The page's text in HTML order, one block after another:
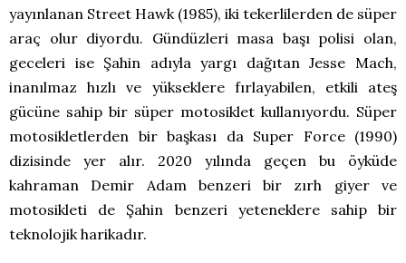
yayınlanan Street Hawk (1985), iki tekerlilerden de süper
araç olur diyordu. Gündüzleri masa başı polisi olan,
geceleri ise Şahin adıyla yargı dağıtan Jesse Mach,
inanılmaz hızlı ve yükseklere fırlayabilen, etkili ateş
gücüne sahip bir süper motosiklet kullanıyordu. Süper
motosikletlerden bir başkası da Super Force (1990)
dizisinde yer alır. 2020 yılında geçen bu öyküde
kahraman Demir Adam benzeri bir zırh giyer ve
motosikleti de Şahin benzeri yeteneklere sahip bir
teknolojik harikadır.